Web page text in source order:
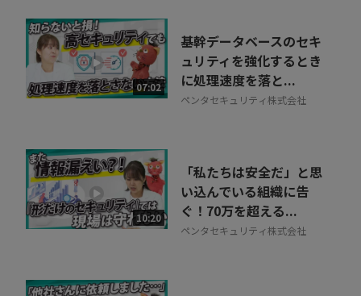
07:02
基幹データベースのセキ
ュリティを強化するとき
に処理速度を落と...
ペンタセキュリティ株式会社
10:20
「私たちは安全だ」と思
い込んでいる組織に告
ぐ！70万を超える...
ペンタセキュリティ株式会社